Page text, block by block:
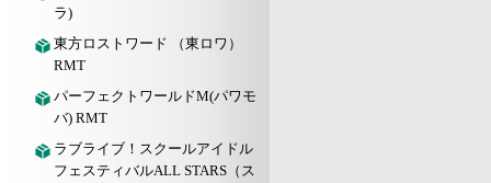
ラ)
東方ロストワード （東ロワ）
RMT
パーフェクトワールドM(パワモ
バ) RMT
ラブライブ！スクールアイドル
フェスティバルALL STARS（ス